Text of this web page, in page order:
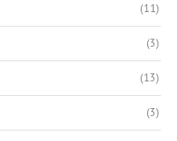
(11)
(3)
(13)
(3)